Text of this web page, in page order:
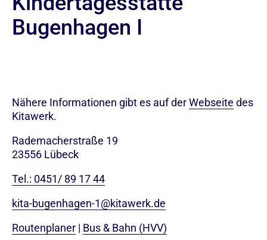
Bugenhagen I
Nähere Informationen gibt es auf derWebseite des
Kitawerk.
Rademacherstraße 19
23556 Lübeck
Tel.: 0451/ 89 17 44
kita-bugenhagen-1@kitawerk.de
Routenplaner | Bus & Bahn (HVV)